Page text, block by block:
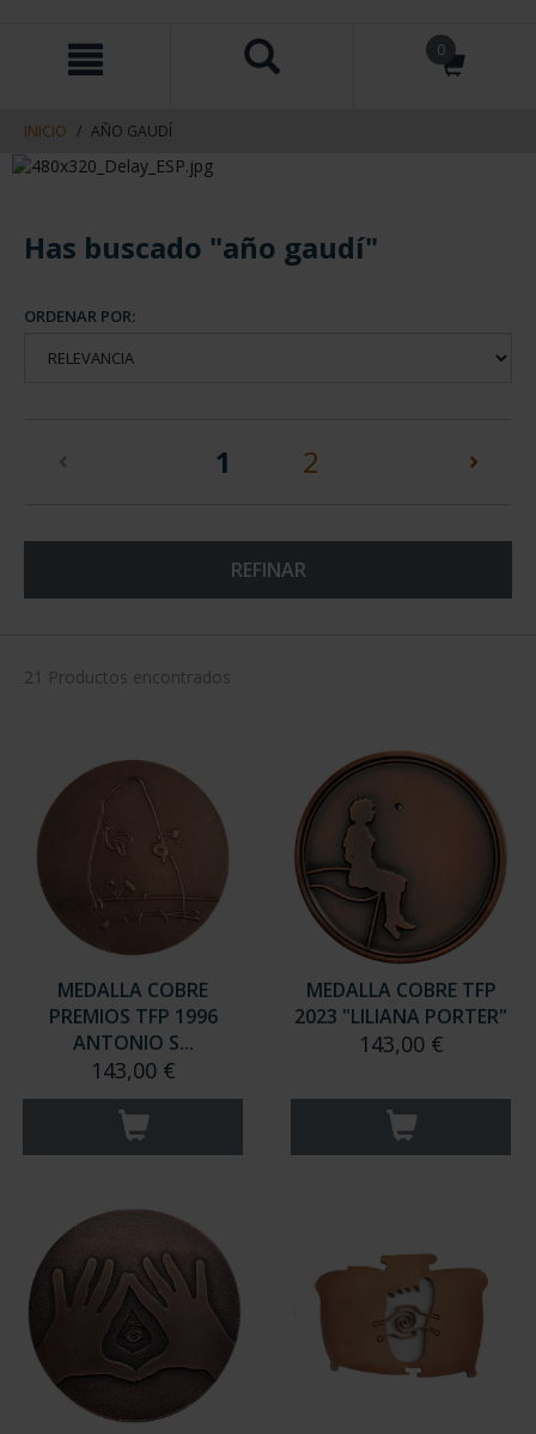
contenido
navegacin
0
INICIO AÑO GAUDÍ
Has buscado "año gaudí"
ORDENAR POR:
1 (current)
2
REFINAR
21 Productos encontrados
MEDALLA COBRE
PREMIOS TFP 1996
ANTONIO S...
143,00 €
MEDALLA COBRE TFP
2023 "LILIANA PORTER"
143,00 €